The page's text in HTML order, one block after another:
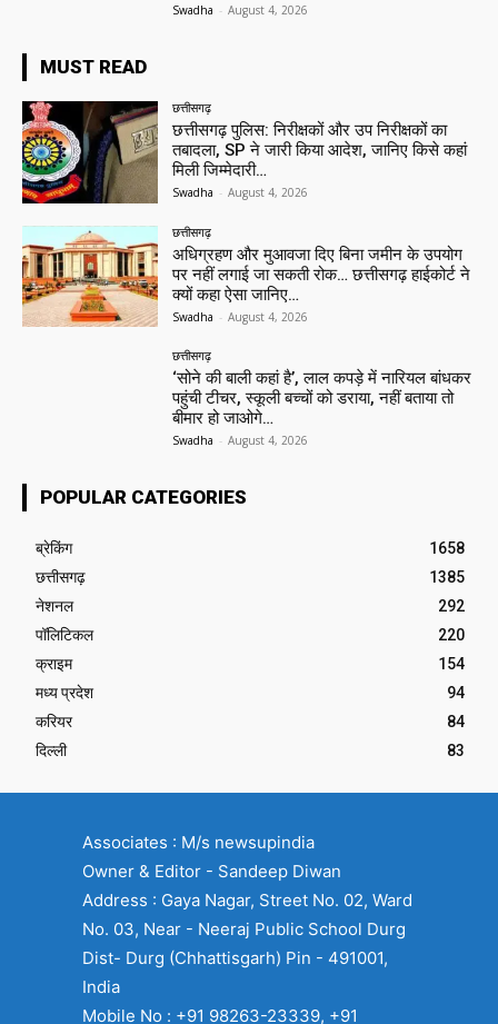
Swadha - August 4, 2026
MUST READ
छत्तीसगढ़
छत्तीसगढ़ पुलिस: निरीक्षकों और उप निरीक्षकों का
तबादला, SP ने जारी किया आदेश, जानिए किसे कहां
मिली जिम्मेदारी…
Swadha - August 4, 2026
छत्तीसगढ़
अधिग्रहण और मुआवजा दिए बिना जमीन के उपयोग
पर नहीं लगाई जा सकती रोक… छत्तीसगढ़ हाईकोर्ट ने
क्यों कहा ऐसा जानिए…
Swadha - August 4, 2026
छत्तीसगढ़
‘सोने की बाली कहां है’, लाल कपड़े में नारियल बांधकर
पहुंची टीचर, स्कूली बच्चों को डराया, नहीं बताया तो
बीमार हो जाओगे…
Swadha - August 4, 2026
POPULAR CATEGORIES
ब्रेकिंग
1658
छत्तीसगढ़
1385
नेशनल
292
पॉलिटिकल
220
क्राइम
154
मध्य प्रदेश
94
करियर
84
दिल्ली
83
Associates : M/s newsupindia
Owner & Editor - Sandeep Diwan
Address : Gaya Nagar, Street No. 02, Ward
No. 03, Near - Neeraj Public School Durg
Dist- Durg (Chhattisgarh) Pin - 491001,
India
Mobile No : +91 98263-23339, +91